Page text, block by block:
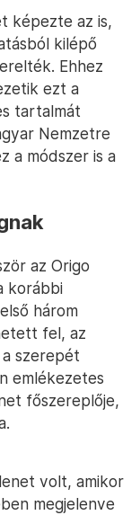
képezte az is,
kilépő
Ehhez
ezt a
tartalmát
Nemzetre
a módszer is a
az Origo
korábbi
három
fel, az
szerepét
emlékezetes
főszereplője,
volt, amikor
megjelenve